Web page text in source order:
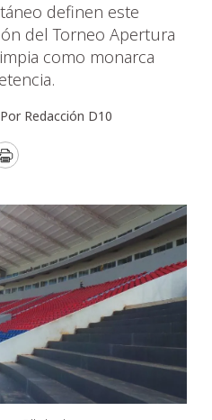
definen este
del Torneo Apertura
como monarca
Por Redacción D10
Print